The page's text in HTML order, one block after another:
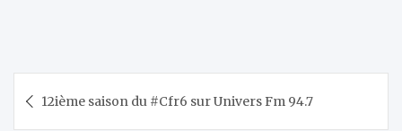
de 12ième saison du #Cfr6 sur Univers Fm 94.7